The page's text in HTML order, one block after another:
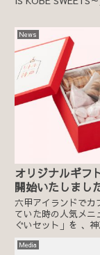
商品化し、新商品が
購入サイト
致します！...
News
オリジナルギフ
開始いたしまし
六甲アイランドでカ
ていた時の人気メニ
ぐいセット」を 、
イーツシェフによっ
ただきました。 気に
Media